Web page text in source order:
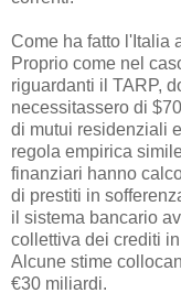
Come ha fatto l'Italia
Proprio come nel
riguardanti il TARP,
necessitassero di
di mutui residenziali
regola empirica
finanziari hanno
di prestiti in
il sistema bancario
collettiva dei crediti
Alcune stime
€30 miliardi.